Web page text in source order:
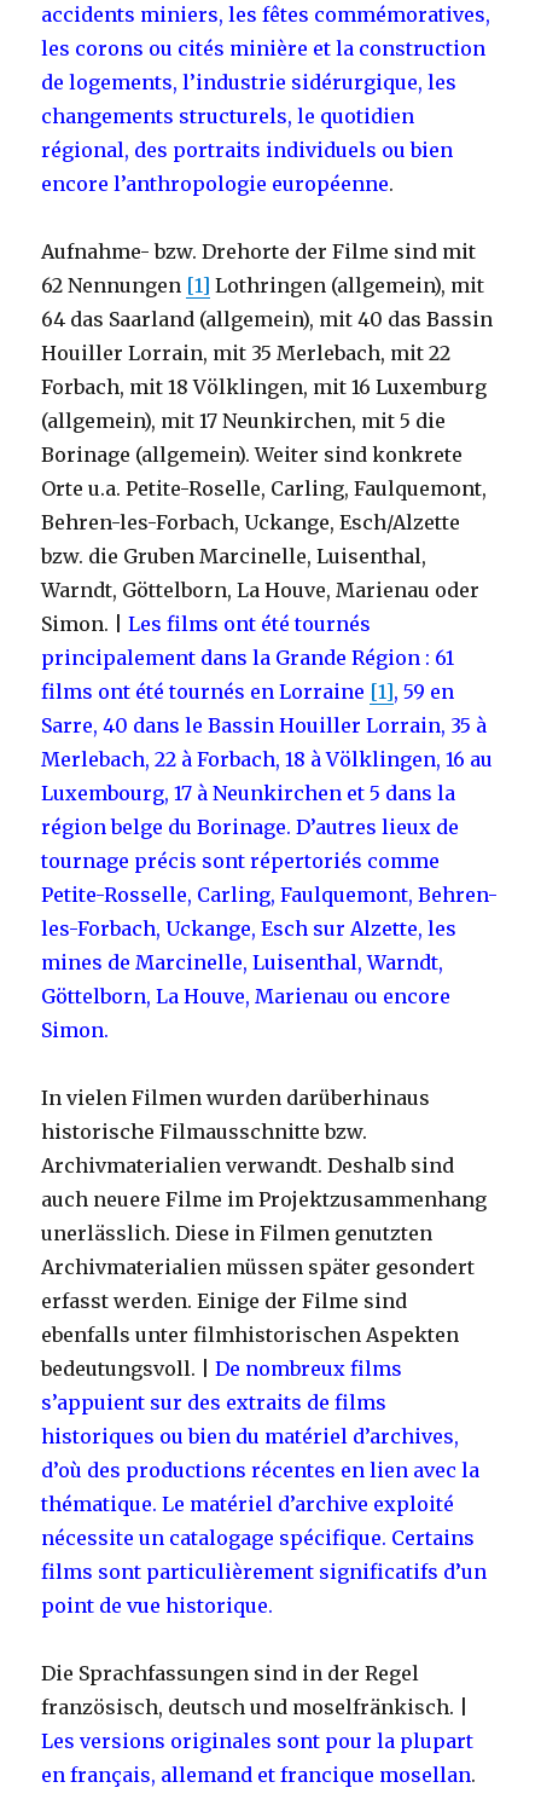
accidents miniers, les fêtes commémoratives,
les corons ou cités minière et la construction
de logements, l’industrie sidérurgique, les
changements structurels, le quotidien
régional, des portraits individuels ou bien
encore l’anthropologie européenne.
Aufnahme- bzw. Drehorte der Filme sind mit
62 Nennungen [1] Lothringen (allgemein), mit
64 das Saarland (allgemein), mit 40 das Bassin
Houiller Lorrain, mit 35 Merlebach, mit 22
Forbach, mit 18 Völklingen, mit 16 Luxemburg
(allgemein), mit 17 Neunkirchen, mit 5 die
Borinage (allgemein). Weiter sind konkrete
Orte u.a. Petite-Roselle, Carling, Faulquemont,
Behren-les-Forbach, Uckange, Esch/Alzette
bzw. die Gruben Marcinelle, Luisenthal,
Warndt, Göttelborn, La Houve, Marienau oder
Simon. |Les films ont été tournés
principalement dans la Grande Région : 61
films ont été tournés en Lorraine [1], 59 en
Sarre, 40 dans le Bassin Houiller Lorrain, 35 à
Merlebach, 22 à Forbach, 18 à Völklingen, 16 au
Luxembourg, 17 à Neunkirchen et 5 dans la
région belge du Borinage. D’autres lieux de
tournage précis sont répertoriés comme
Petite-Rosselle, Carling, Faulquemont, Behren-
les-Forbach, Uckange, Esch sur Alzette, les
mines de Marcinelle, Luisenthal, Warndt,
Göttelborn, La Houve, Marienau ou encore
Simon.
In vielen Filmen wurden darüberhinaus
historische Filmausschnitte bzw.
Archivmaterialien verwandt. Deshalb sind
auch neuere Filme im Projektzusammenhang
unerlässlich. Diese in Filmen genutzten
Archivmaterialien müssen später gesondert
erfasst werden. Einige der Filme sind
ebenfalls unter filmhistorischen Aspekten
bedeutungsvoll. |De nombreux films
s’appuient sur des extraits de films
historiques ou bien du matériel d’archives,
d’où des productions récentes en lien avec la
thématique. Le matériel d’archive exploité
nécessite un catalogage spécifique. Certains
films sont particulièrement significatifs d’un
point de vue historique.
Die Sprachfassungen sind in der Regel
französisch, deutsch und moselfränkisch. |
Les versions originales sont pour la plupart
en français, allemand et francique mosellan.